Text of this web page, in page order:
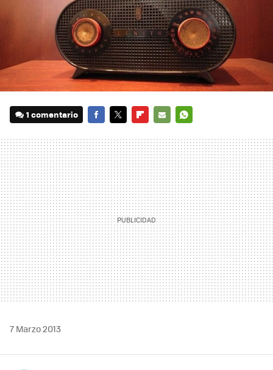
1 comentario
MAIL
7 Marzo 2013